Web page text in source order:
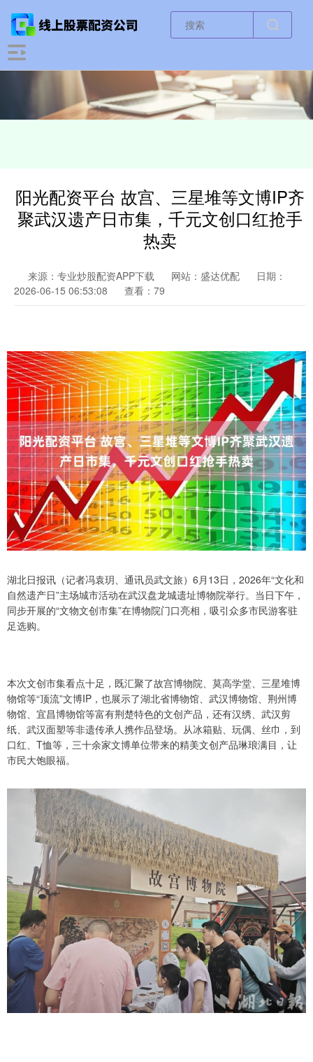
阳光配资平台 故宫、三星堆等文博IP齐
聚武汉遗产日市集，千元文创口红抢手
热卖
来源：专业炒股配资APP下载 网站：盛达优配
日期：
2026-06-15 06:53:08
查看：79
湖北日报讯（记者冯袁玥、通讯员武文旅）6月13日，2026年“文化和
自然遗产日”主场城市活动在武汉盘龙城遗址博物院举行。当日下午，
同步开展的“文物文创市集”在博物院门口亮相，吸引众多市民游客驻
足选购。
本次文创市集看点十足，既汇聚了故宫博物院、莫高学堂、三星堆博
物馆等“顶流”文博IP，也展示了湖北省博物馆、武汉博物馆、荆州博
物馆、宜昌博物馆等富有荆楚特色的文创产品，还有汉绣、武汉剪
纸、武汉面塑等非遗传承人携作品登场。从冰箱贴、玩偶、丝巾，到
口红、T恤等，三十余家文博单位带来的精美文创产品琳琅满目，让
市民大饱眼福。